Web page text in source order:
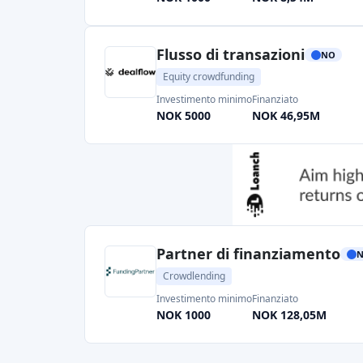
Flusso di transazioni NO
Equity crowdfunding
Investimento minimo
NOK 5000
Finanziato
NOK 46,95M
Partner di finanziamento
Crowdlending
Investimento minimo
NOK 1000
Finanziato
NOK 128,05M